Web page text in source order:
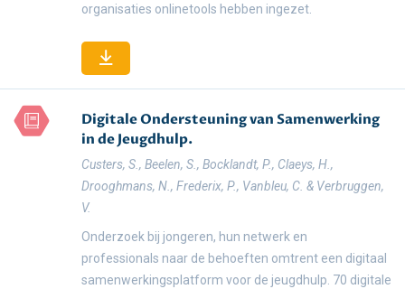
organisaties onlinetools hebben ingezet.
Digitale Ondersteuning van Samenwerking
in de Jeugdhulp.
Custers, S., Beelen, S., Bocklandt, P., Claeys, H.,
Drooghmans, N., Frederix, P., Vanbleu, C. & Verbruggen,
V.
Onderzoek bij jongeren, hun netwerk en
professionals naar de behoeften omtrent een digitaal
samenwerkingsplatform voor de jeugdhulp. 70 digitale